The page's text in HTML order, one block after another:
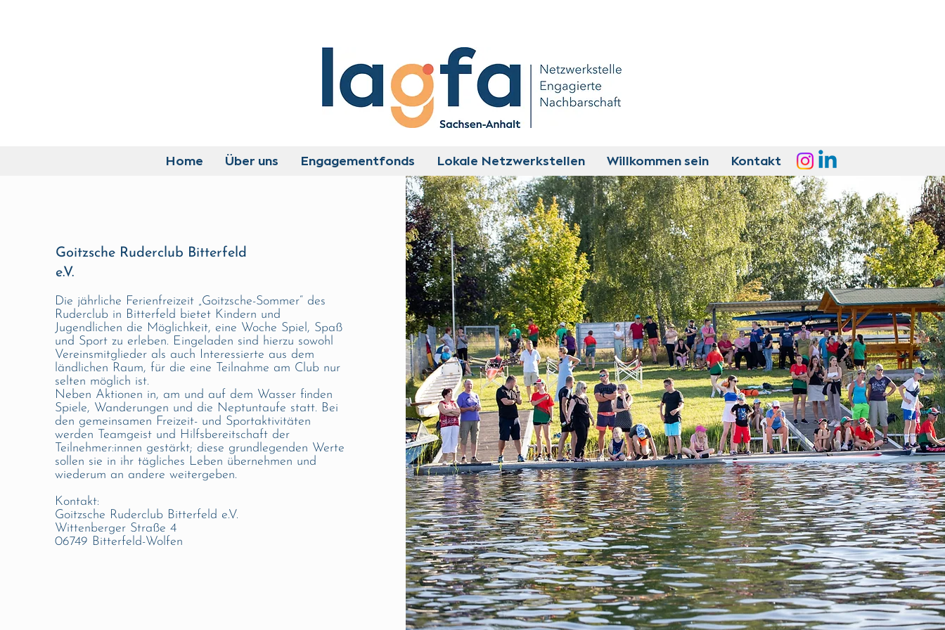
Home Über uns Engagementfonds Lokale Netzwerkstellen Willkommen sein Kontakt
Goitzsche Ruderclub Bitterfeld
e.V.
Die jährliche Ferienfreizeit „Goitzsche-Sommer“ des
Ruderclub in Bitterfeld bietet Kindern und
Jugendlichen die Möglichkeit, eine Woche Spiel, Spaß
und Sport zu erleben. Eingeladen sind hierzu sowohl
Vereinsmitglieder als auch Interessierte aus dem
ländlichen Raum, für die eine Teilnahme am Club nur
selten möglich ist.
Neben Aktionen in, am und auf dem Wasser finden
Spiele, Wanderungen und die Neptuntaufe statt. Bei
den gemeinsamen Freizeit- und Sportaktivitäten
werden Teamgeist und Hilfsbereitschaft der
Teilnehmer:innen gestärkt; diese grundlegenden Werte
sollen sie in ihr tägliches Leben übernehmen und
wiederum an andere weitergeben.
Kontakt:
Goitzsche Ruderclub Bitterfeld e.V.
Wittenberger Straße 4
06749 Bitterfeld-Wolfen